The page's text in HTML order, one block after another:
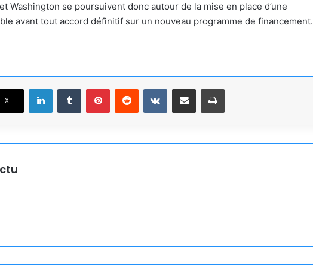
Washington se poursuivent donc autour de la mise en place d’une
avant tout accord définitif sur un nouveau programme de financement.
X
LinkedinTumblr PinterestReddit VKontaktePartager par email Imprimer